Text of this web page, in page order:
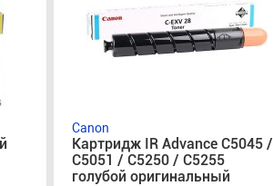
Canon
Картридж IR Advance C5045 /
C5051 / C5250 / C5255
голубой оригинальный